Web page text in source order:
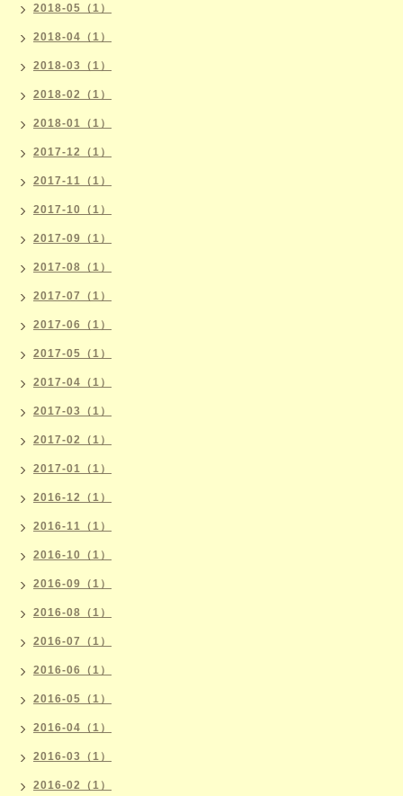
2018-05（1）
2018-04（1）
2018-03（1）
2018-02（1）
2018-01（1）
2017-12（1）
2017-11（1）
2017-10（1）
2017-09（1）
2017-08（1）
2017-07（1）
2017-06（1）
2017-05（1）
2017-04（1）
2017-03（1）
2017-02（1）
2017-01（1）
2016-12（1）
2016-11（1）
2016-10（1）
2016-09（1）
2016-08（1）
2016-07（1）
2016-06（1）
2016-05（1）
2016-04（1）
2016-03（1）
2016-02（1）